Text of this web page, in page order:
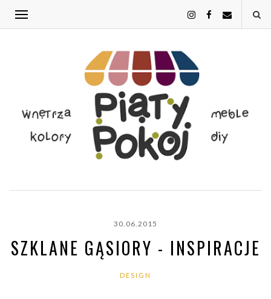
30.06.2015
SZKLANE GĄSIORY - INSPIRACJE
DESIGN